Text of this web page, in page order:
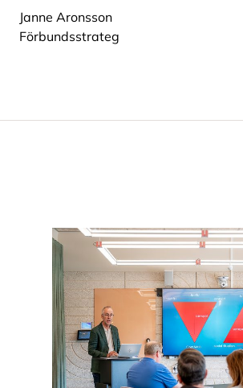
Janne Aronsson
Förbundsstrateg